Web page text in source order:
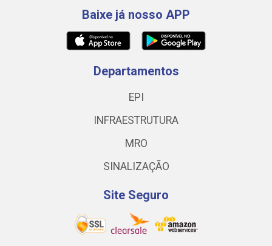
Baixe já nosso APP
Departamentos
EPI
INFRAESTRUTURA
MRO
SINALIZAÇÃO
Site Seguro